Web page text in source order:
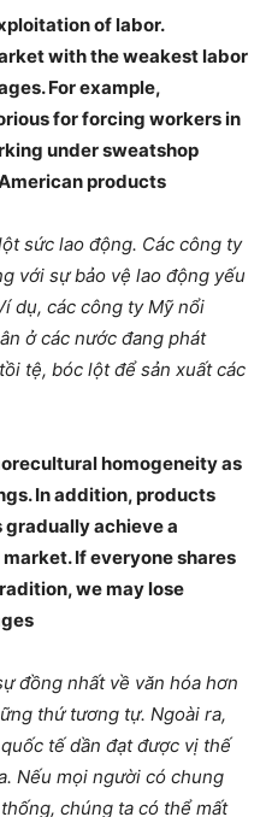
of labor.
with the weakest labor
For example,
for forcing workers in
under sweatshop
products
sức lao động. Các công ty
với sự bảo vệ lao động yếu
dụ, các công ty Mỹ nổi
ở các nước đang phát
tệ, bóc lột để sản xuất các
homogeneity as
In addition, products
achieve a
If everyone shares
we may lose
đồng nhất về văn hóa hơn
thứ tương tự. Ngoài ra,
tế dần đạt được vị thế
Nếu mọi người có chung
chúng ta có thể mất